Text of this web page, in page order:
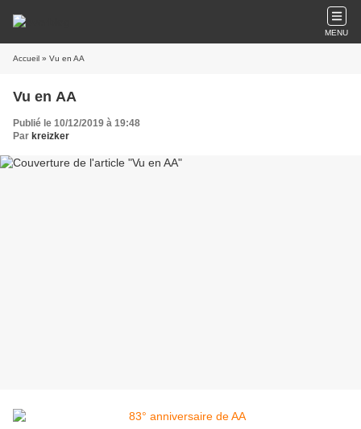
MENU
Accueil » Vu en AA
Vu en AA
Publié le 10/12/2019 à 19:48
Par kreizker